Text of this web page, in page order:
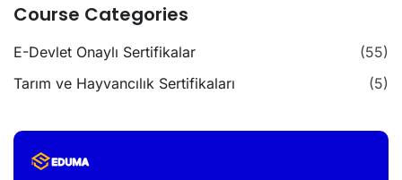
Course Categories
E-Devlet Onaylı Sertifikalar
(55)
Tarım ve Hayvancılık Sertifikaları
(5)